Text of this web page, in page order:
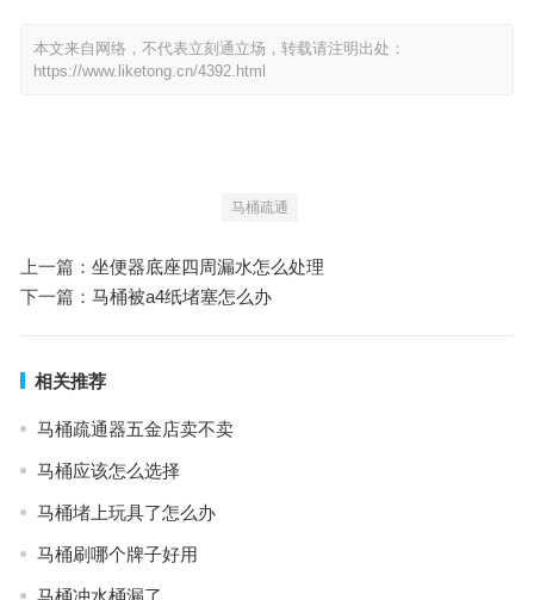
本文来自网络，不代表立刻通立场，转载请注明出处：
https://www.liketong.cn/4392.html
马桶疏通
上一篇： 坐便器底座四周漏水怎么处理
下一篇： 马桶被a4纸堵塞怎么办
相关推荐
马桶疏通器五金店卖不卖
马桶应该怎么选择
马桶堵上玩具了怎么办
马桶刷哪个牌子好用
马桶冲水桶漏了